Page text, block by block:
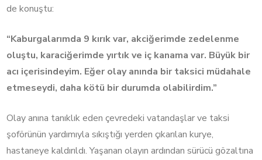
de konuştu:
“Kaburgalarımda 9 kırık var, akciğerimde zedelenme
oluştu, karaciğerimde yırtık ve iç kanama var. Büyük bir
acı içerisindeyim. Eğer olay anında bir taksici müdahale
etmeseydi, daha kötü bir durumda olabilirdim.”
Olay anına tanıklık eden çevredeki vatandaşlar ve taksi
şoförünün yardımıyla sıkıştığı yerden çıkarılan kurye,
hastaneye kaldırıldı. Yaşanan olayın ardından sürücü gözaltına